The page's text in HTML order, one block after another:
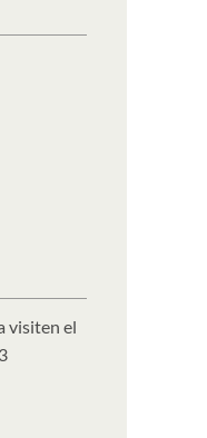
visiten el